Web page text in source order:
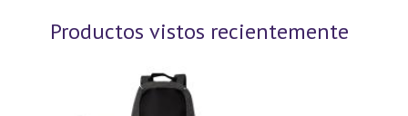
Productos vistos recientemente